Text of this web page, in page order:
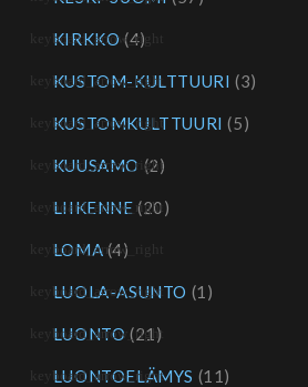
KIRKKO (4)
KUSTOM-KULTTUURI (3)
KUSTOMKULTTUURI (5)
KUUSAMO (2)
LIIKENNE (20)
LOMA (4)
LUOLA-ASUNTO (1)
LUONTO (21)
LUONTOELÄMYS (11)